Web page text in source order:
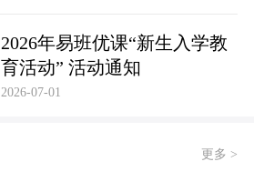
2026年易班优课“新生入学教
育活动” 活动通知
2026-07-01
更多 >